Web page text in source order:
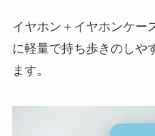
イヤホン＋イヤホンケー
に軽量で持ち歩きのしや
ます。